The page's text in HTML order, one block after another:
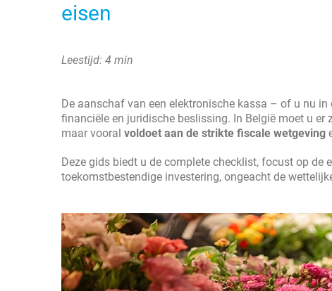
eisen
Leestijd: 4 min
De aanschaf van een elektronische kassa – of u nu
financiële en juridische beslissing. In België moet u
maar vooral voldoet aan de strikte fiscale wetgeving
Deze gids biedt u de complete checklist, focust op de
toekomstbestendige investering, ongeacht de